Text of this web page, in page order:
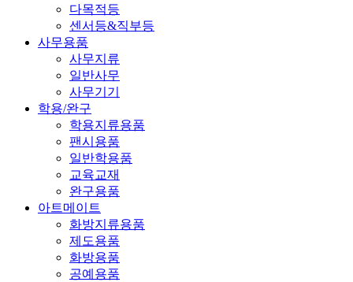
다목적등
센서등&직부등
사무용품
사무지류
일반사무
사무기기
학용/완구
학용지류용품
팬시용품
일반학용품
교육교재
완구용품
아트메이트
화방지류용품
제도용품
화방용품
공예용품